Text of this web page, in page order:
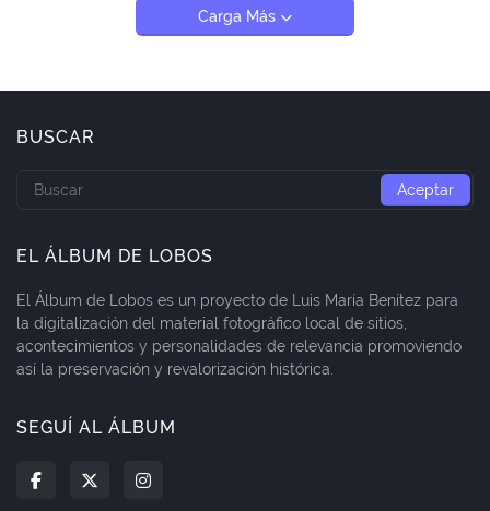
Carga Más
BUSCAR
EL ÁLBUM DE LOBOS
El Álbum de Lobos es un proyecto de Luis María Benítez para
la digitalización del material fotográfico local de sitios,
acontecimientos y personalidades de relevancia promoviendo
así la preservación y revalorización histórica.
SEGUÍ AL ÁLBUM